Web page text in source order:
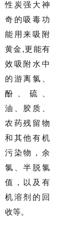
性炭强大神
奇的吸毒功
能用来吸附
黄金,更能有
效吸附水中
的游离氯、
酚、硫、
油、胶质、
农药残留物
和其他有机
污染物，余
氯、半脱氯
值，以及有
机溶剂的回
收等。